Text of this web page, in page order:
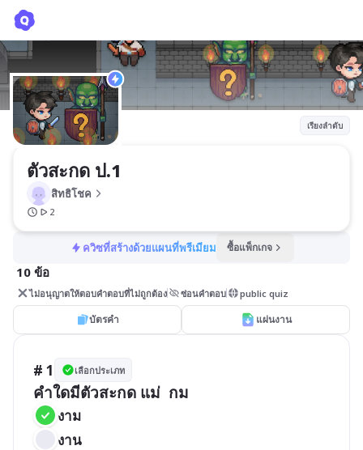
เรียงลำดับ
ตัวสะกด ป.1
สิทธิโชค
2
ควิซที่สร้างด้วยแผนที่พรีเมียม ซื้อแพ็กเกจ
10 ข้อ
ไม่อนุญาตให้ตอบคำตอบที่ไม่ถูกต้อง ซ่อนคำตอบ public quiz
บัตรคำ แผ่นงาน
# 1 เลือกประเภท
คำใดมีตัวสะกด แม่  กม
งาม
งาน